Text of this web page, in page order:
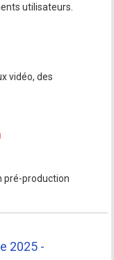
utilisateurs.
vidéo, des
pré-production